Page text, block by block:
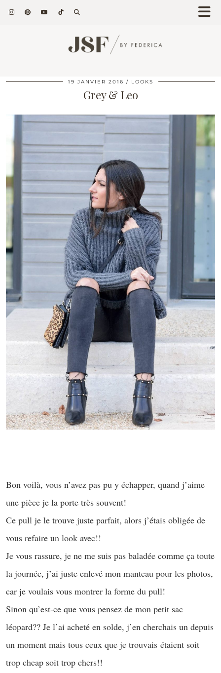
19 JANVIER 2016 LOOKS
Grey & Leo
Bon voilà, vous n’avez pas pu y échapper, quand j’aime
une pièce je la porte très souvent!
Ce pull je le trouve juste parfait, alors j’étais obligée de
vous refaire un look avec!!
Je vous rassure, je ne me suis pas baladée comme ça toute
la journée, j’ai juste enlevé mon manteau pour les photos,
car je voulais vous montrer la forme du pull!
Sinon qu’est-ce que vous pensez de mon petit sac
léopard?? Je l’ai acheté en solde, j’en cherchais un depuis
un moment mais tous ceux que je trouvais étaient soit
trop cheap soit trop chers!!